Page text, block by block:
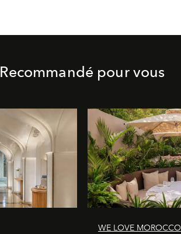
Recommandé pour vous
WE LOVE MOROCCO